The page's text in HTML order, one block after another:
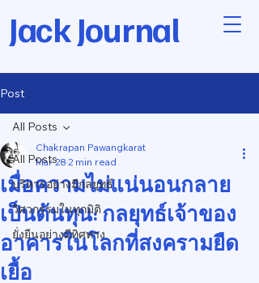
Jack Journal
Post
All Posts
บริหารอย่างมีกลยุทธ์
วิศวกรรมในทุกมิติ
ยั่งยืนอย่างมีทิศทาง
All Posts
เมื่อความไม่แน่นอนกลาย
เป็นต้นทุน: กลยุทธ์เจ้าของ
อาคารในโลกที่สงครามยืด
เยื้อ
Chakrapan Pawangkarat
Mar 28 2 min read